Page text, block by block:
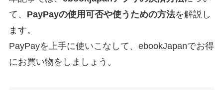
て、 PayPayの使用可否や使うための方法を解説し
ます。
PayPayを上手に使いこなして、ebookJapanでお得
にお買い物をしましょう。